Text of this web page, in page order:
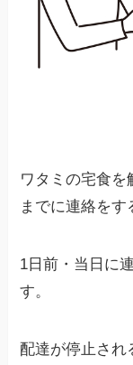
ワタミの宅食
までに連絡をす
1日前・当日に
す。
配達が停止され